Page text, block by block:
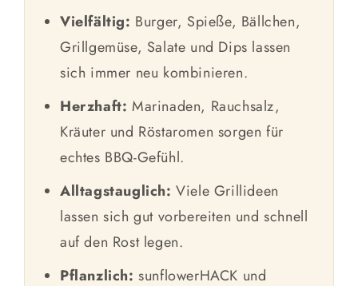
Vielfältig: Burger, Spieße, Bällchen,
Grillgemüse, Salate und Dips lassen
sich immer neu kombinieren.
Herzhaft: Marinaden, Rauchsalz,
Kräuter und Röstaromen sorgen für
echtes BBQ-Gefühl.
Alltagstauglich: Viele Grillideen
lassen sich gut vorbereiten und schnell
auf den Rost legen.
Pflanzlich: sunflowerHACK und